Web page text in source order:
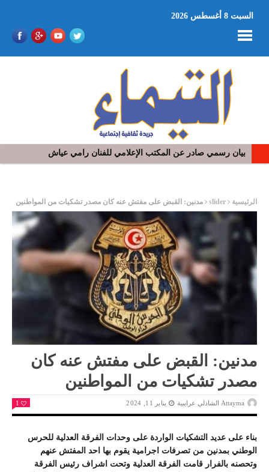
السبت 8 أغسطس 2026
بيان رسمي صادر عن المكتب الإعلامي للفنان رامي عياش
في افتتاح مهرجان بومخلوف الدولي: رؤوف ماهر يتالق و يشد الجمهور
الرئيسية slider مدنين: القبض على مفتش عنه كان مصدر تشكيات من المواطنين
مدنين: القبض على مفتش عنه كان
مصدر تشكيات من المواطنين
Attayma الشاذلي عرايبية يناير 11, 2024 1
بناء على عديد التشكيات الواردة على وحدات الفرقة العدلية للحرس
الوطني بمدنين من تصرفات اجرامية يقوم بها احد المفتش عنهم
وتحصنه بالفرار قامت الفرقة العدلية وتحت اشراف رئيس الفرقة